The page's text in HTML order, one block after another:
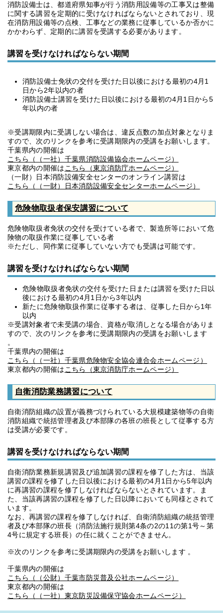
消防設備士は、都道府県知事が行う消防用設備等の工事又は整備
に関する講習を定期的に受けなければならないとされており、現
在消防用設備等の点検、工事などの業務に従事しているか否かに
かかわらず、定期的に講習を受講する必要があります。
講習を受けなければならない期間
消防設備士免状の交付を受けた日以後における最初の4月1
日から2年以内の者
消防設備士講習を受けた日以後における最初の4月1日から5
年以内の者
※受講期限内に受講しない場合は、違反点数の加点対象となりま
すので、次のリンクを参考に受講期限内の受講をお願いします。
千葉県内の開催は
こちら（（一社）千葉県消防設備協会ホームページ）
東京都内の開催は こちら（東京消防庁ホームページ）
（一財）日本消防設備安全センターのオンライン講習は
こちら（（一財）日本消防設備安全センターホームページ）
危険物取扱者保安講習について
危険物取扱者免状の交付を受けている者で、製造所等において危
険物の取扱作業に従事している者
※ただし、同作業に従事していない方でも受講は可能です。
講習を受けなければならない期間
危険物取扱者免状の交付を受けた日または講習を受けた日以
後における最初の4月1日から3年以内
新たに危険物取扱作業に従事する者は、従事した日から1年
以内
※受講対象者で未受講の場合、資格が取消しとなる場合がありま
すので、次のリンクを参考に受講期限内の受講をお願いします
。
千葉県内の開催は
こちら（（一社）千葉県危険物安全協会連合会ホームページ）
東京都内の開催は こちら（東京消防庁ホームページ）
自衛消防業務講習について
自衛消防組織の設置が義務づけられている大規模建築物等の自衛
消防組織で統括管理者及び本部隊の各班の班長として従事する方
は受講が必要です。
講習を受けなければならない期間
自衛消防業務新規講習及び追加講習の課程を修了した方は、当該
講習の課程を修了した日以後における最初の4月1日から5年以内
に再講習の課程を修了しなければならないとされています。ま
た、当該再講習の課程を修了した日以降においても同様とされて
います。
なお、再講習の課程を修了しなければ、自衛消防組織の統括管理
者及び本部隊の班長（消防法施行規則第4条の2の11の第1号～第
4号に規定する班長）の任に就くことができません。
※次のリンクを参考に受講期限内の受講をお願いします 。
千葉県内の開催は
こちら（（公財）千葉市防災普及公社ホームページ）
東京都内の開催は
こちら（（一社）東京防災設備保守協会ホームページ）